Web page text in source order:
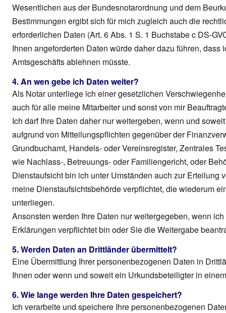
Wesentlichen aus der Bundesnotarordnung und dem
Bestimmungen ergibt sich für mich zugleich auch die
erforderlichen Daten (Art. 6 Abs. 1 S. 1 Buchstabe c DS-
Ihnen angeforderten Daten würde daher dazu führen, dass
Amtsgeschäfts ablehnen müsste.
4. An wen gebe ich Daten weiter?
Als Notar unterliege ich einer gesetzlichen
auch für alle meine Mitarbeiter und sonst von mir
Ich darf Ihre Daten daher nur weitergeben, wenn und
aufgrund von Mitteilungspflichten gegenüber der
Grundbuchamt, Handels- oder Vereinsregister, Zentrales
wie Nachlass-, Betreuungs- oder Familiengericht, oder
Dienstaufsicht bin ich unter Umständen auch zur Erteilung
meine Dienstaufsichtsbehörde verpflichtet, die wiederum
unterliegen.
Ansonsten werden Ihre Daten nur weitergegeben, wenn
Erklärungen verpflichtet bin oder Sie die Weitergabe
5. Werden Daten an Drittländer übermittelt?
Eine Übermittlung Ihrer personenbezogenen Daten in
Ihnen oder wenn und soweit ein Urkundsbeteiligter in
6. Wie lange werden Ihre Daten gespeichert?
Ich verarbeite und speichere Ihre personenbezogenen